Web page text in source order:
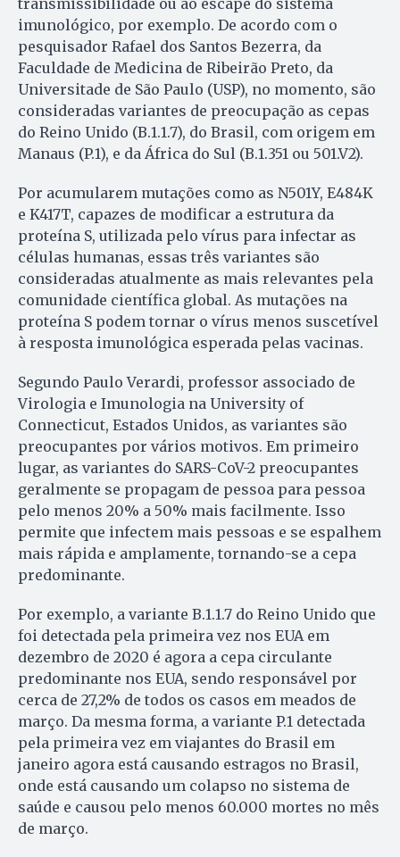
imunológico, por exemplo. De acordo com o
pesquisador Rafael dos Santos Bezerra, da
Faculdade de Medicina de Ribeirão Preto, da
Universitade de São Paulo (USP), no momento, são
consideradas variantes de preocupação as cepas
do Reino Unido (B.1.1.7), do Brasil, com origem em
Manaus (P.1), e da África do Sul (B.1.351 ou 501.V2).
Por acumularem mutações como as N501Y, E484K
e K417T, capazes de modificar a estrutura da
proteína S, utilizada pelo vírus para infectar as
células humanas, essas três variantes são
consideradas atualmente as mais relevantes pela
comunidade científica global. As mutações na
proteína S podem tornar o vírus menos suscetível
à resposta imunológica esperada pelas vacinas.
Segundo Paulo Verardi, professor associado de
Virologia e Imunologia na University of
Connecticut, Estados Unidos, as variantes são
preocupantes por vários motivos. Em primeiro
lugar, as variantes do SARS-CoV-2 preocupantes
geralmente se propagam de pessoa para pessoa
pelo menos 20% a 50% mais facilmente. Isso
permite que infectem mais pessoas e se espalhem
mais rápida e amplamente, tornando-se a cepa
predominante.
Por exemplo, a variante B.1.1.7 do Reino Unido que
foi detectada pela primeira vez nos EUA em
dezembro de 2020 é agora a cepa circulante
predominante nos EUA, sendo responsável por
cerca de 27,2% de todos os casos em meados de
março. Da mesma forma, a variante P.1 detectada
pela primeira vez em viajantes do Brasil em
janeiro agora está causando estragos no Brasil,
onde está causando um colapso no sistema de
saúde e causou pelo menos 60.000 mortes no mês
de março.